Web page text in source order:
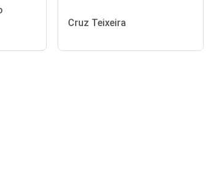
Cruz Teixeira